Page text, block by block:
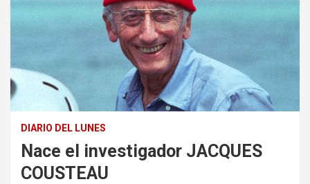
DIARIO DEL LUNES
Nace el investigador JACQUES
COUSTEAU